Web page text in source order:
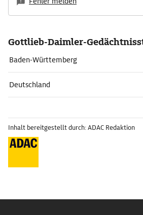
Gottlieb-Daimler-
Baden-Württemberg
Deutschland
Inhalt bereitgestellt durch: ADAC Redaktion